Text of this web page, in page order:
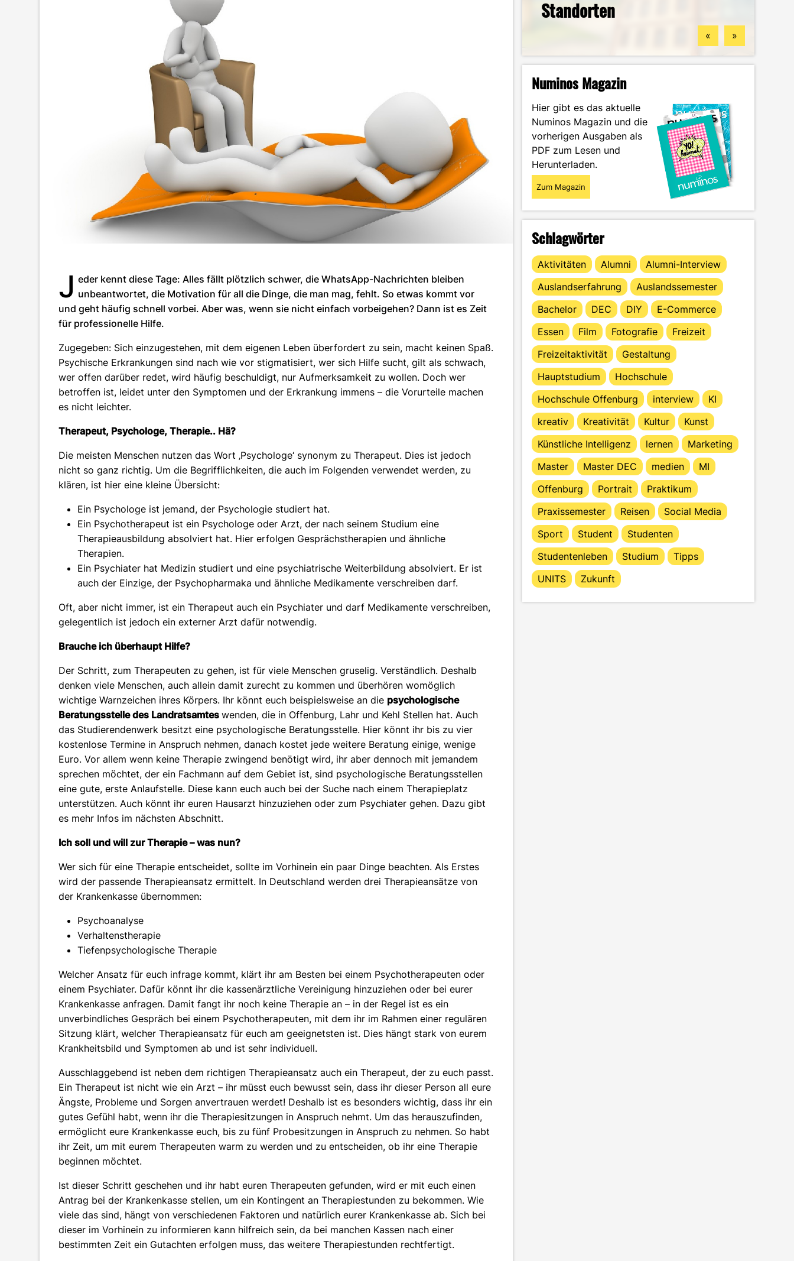
J eder kennt diese Tage: Alles fällt plötzlich schwer, die WhatsApp-Nachrichten bleiben
unbeantwortet, die Motivation für all die Dinge, die man mag, fehlt. So etwas kommt vor
und geht häufig schnell vorbei. Aber was, wenn sie nicht einfach vorbeigehen? Dann ist es Zeit
für professionelle Hilfe.
Zugegeben: Sich einzugestehen, mit dem eigenen Leben überfordert zu sein, macht keinen Spaß.
Psychische Erkrankungen sind nach wie vor stigmatisiert, wer sich Hilfe sucht, gilt als schwach,
wer offen darüber redet, wird häufig beschuldigt, nur Aufmerksamkeit zu wollen. Doch wer
betroffen ist, leidet unter den Symptomen und der Erkrankung immens – die Vorurteile machen
es nicht leichter.
Therapeut, Psychologe, Therapie.. Hä?
Die meisten Menschen nutzen das Wort ‚Psychologe‘ synonym zu Therapeut. Dies ist jedoch
nicht so ganz richtig. Um die Begrifflichkeiten, die auch im Folgenden verwendet werden, zu
klären, ist hier eine kleine Übersicht:
Ein Psychologe ist jemand, der Psychologie studiert hat.
Ein Psychotherapeut ist ein Psychologe oder Arzt, der nach seinem Studium eine
Therapieausbildung absolviert hat. Hier erfolgen Gesprächstherapien und ähnliche
Therapien.
Ein Psychiater hat Medizin studiert und eine psychiatrische Weiterbildung absolviert. Er ist
auch der Einzige, der Psychopharmaka und ähnliche Medikamente verschreiben darf.
Oft, aber nicht immer, ist ein Therapeut auch ein Psychiater und darf Medikamente verschreiben,
gelegentlich ist jedoch ein externer Arzt dafür notwendig.
Brauche ich überhaupt Hilfe?
Der Schritt, zum Therapeuten zu gehen, ist für viele Menschen gruselig. Verständlich. Deshalb
denken viele Menschen, auch allein damit zurecht zu kommen und überhören womöglich
wichtige Warnzeichen ihres Körpers. Ihr könnt euch beispielsweise an die psychologische
Beratungsstelle des Landratsamteswenden, die in Offenburg, Lahr und Kehl Stellen hat. Auch
das Studierendenwerk besitzt eine psychologische Beratungsstelle. Hier könnt ihr bis zu vier
kostenlose Termine in Anspruch nehmen, danach kostet jede weitere Beratung einige, wenige
Euro. Vor allem wenn keine Therapie zwingend benötigt wird, ihr aber dennoch mit jemandem
sprechen möchtet, der ein Fachmann auf dem Gebiet ist, sind psychologische Beratungsstellen
eine gute, erste Anlaufstelle. Diese kann euch auch bei der Suche nach einem Therapieplatz
unterstützen. Auch könnt ihr euren Hausarzt hinzuziehen oder zum Psychiater gehen. Dazu gibt
es mehr Infos im nächsten Abschnitt.
Ich soll und will zur Therapie – was nun?
Wer sich für eine Therapie entscheidet, sollte im Vorhinein ein paar Dinge beachten. Als Erstes
wird der passende Therapieansatz ermittelt. In Deutschland werden drei Therapieansätze von
der Krankenkasse übernommen:
Psychoanalyse
Verhaltenstherapie
Tiefenpsychologische Therapie
Welcher Ansatz für euch infrage kommt, klärt ihr am Besten bei einem Psychotherapeuten oder
einem Psychiater. Dafür könnt ihr die kassenärztliche Vereinigung hinzuziehen oder bei eurer
Krankenkasse anfragen. Damit fangt ihr noch keine Therapie an – in der Regel ist es ein
unverbindliches Gespräch bei einem Psychotherapeuten, mit dem ihr im Rahmen einer regulären
Sitzung klärt, welcher Therapieansatz für euch am geeignetsten ist. Dies hängt stark von eurem
Krankheitsbild und Symptomen ab und ist sehr individuell.
Ausschlaggebend ist neben dem richtigen Therapieansatz auch ein Therapeut, der zu euch passt.
Ein Therapeut ist nicht wie ein Arzt – ihr müsst euch bewusst sein, dass ihr dieser Person all eure
Ängste, Probleme und Sorgen anvertrauen werdet! Deshalb ist es besonders wichtig, dass ihr ein
gutes Gefühl habt, wenn ihr die Therapiesitzungen in Anspruch nehmt. Um das herauszufinden,
ermöglicht eure Krankenkasse euch, bis zu fünf Probesitzungen in Anspruch zu nehmen. So habt
ihr Zeit, um mit eurem Therapeuten warm zu werden und zu entscheiden, ob ihr eine Therapie
beginnen möchtet.
Ist dieser Schritt geschehen und ihr habt euren Therapeuten gefunden, wird er mit euch einen
Antrag bei der Krankenkasse stellen, um ein Kontingent an Therapiestunden zu bekommen. Wie
viele das sind, hängt von verschiedenen Faktoren und natürlich eurer Krankenkasse ab. Sich bei
dieser im Vorhinein zu informieren kann hilfreich sein, da bei manchen Kassen nach einer
bestimmten Zeit ein Gutachten erfolgen muss, das weitere Therapiestunden rechtfertigt.
Standorten
finden könntest
Wintersemester
Portrait
« »
Numinos Magazin
Hier gibt es das aktuelle
Numinos Magazin und die
vorherigen Ausgaben als
PDF zum Lesen und
Herunterladen.
Zum Magazin
Schlagwörter
Aktivitäten Alumni
Alumni-Interview
Auslandserfahrung
Auslandssemester
Bachelor
DEC DIY
E-Commerce
Essen
Film Fotografie
Freizeit
Freizeitaktivität
Gestaltung
Hauptstudium
Hochschule
Hochschule Offenburg
interview
KI
kreativ
Kreativität Kultur
Kunst
Künstliche Intelligenz
lernen
Marketing
Master
Master DEC medien
MI
Offenburg
Portrait
Praktikum
Praxissemester
Reisen
Social Media
Sport
Student
Studenten
Studentenleben
Studium
Tipps
UNITS
Zukunft